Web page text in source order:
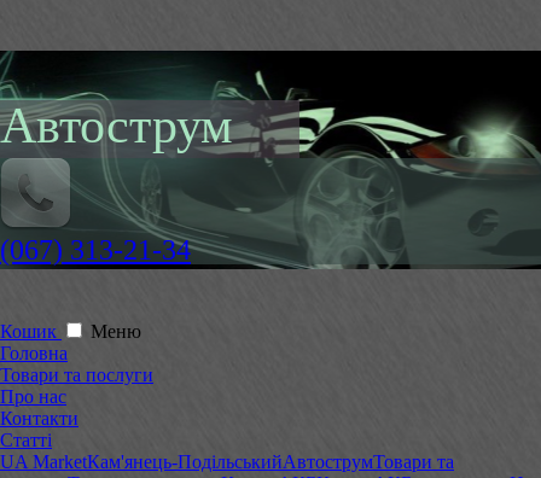
Автострум
(067) 313-21-34
Кошик
Меню
Головна
Товари та послуги
Про нас
Контакти
Статті
UA MarketКам'янець-ПодільськийАвтострумТовари та